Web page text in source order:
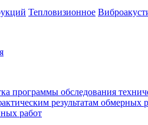
Тепловизионное
программы обследования
результатам обмерных
работ